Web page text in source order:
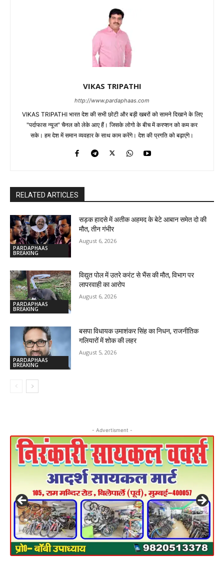
VIKAS TRIPATHI
http://www.pardaphaas.com
VIKAS TRIPATHI भारत देश की सभी छोटी और बड़ी खबरों को सामने दिखाने के लिए
"पर्दाफास न्यूज" चैनल को लेके आए हैं। जिसके लोगो के बीच में करप्शन को कम कर
सके। हम देश में समान व्यवहार के साथ काम करेंगे। देश की प्रगति को बढ़ाएंगे।
RELATED ARTICLES
PARDAPHAAS
BREAKING
सड़क हादसे में अतीक अहमद के बेटे आबान समेत दो की
मौत, तीन गंभीर
August 6, 2026
PARDAPHAAS
BREAKING
विद्युत पोल में उतरे करंट से भैंस की मौत, विभाग पर
लापरवाही का आरोप
August 6, 2026
PARDAPHAAS
BREAKING
बसपा विधायक उमाशंकर सिंह का निधन, राजनीतिक
गलियारों में शोक की लहर
August 5, 2026
- Advertisment -